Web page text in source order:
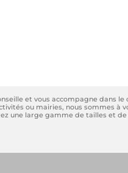
et vous accompagne dans
ou mairies, nous sommes à
une large gamme de tailles et